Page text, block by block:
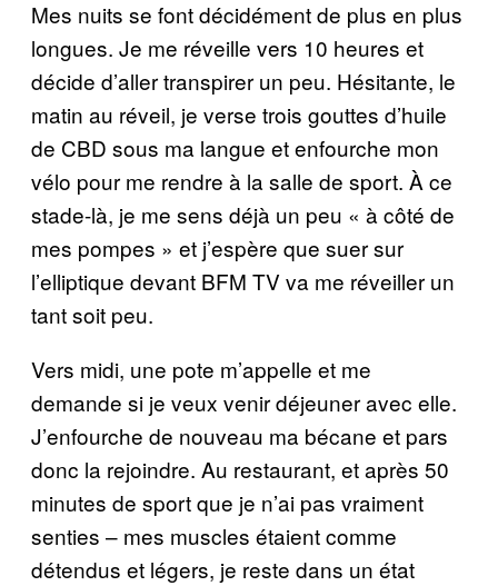
Mes nuits se font décidément de plus en plus
longues. Je me réveille vers 10 heures et
décide d’aller transpirer un peu. Hésitante, le
matin au réveil, je verse trois gouttes d’huile
de CBD sous ma langue et enfourche mon
vélo pour me rendre à la salle de sport. À ce
stade-là, je me sens déjà un peu « à côté de
mes pompes » et j’espère que suer sur
l’elliptique devant BFM TV va me réveiller un
tant soit peu.
Vers midi, une pote m’appelle et me
demande si je veux venir déjeuner avec elle.
J’enfourche de nouveau ma bécane et pars
donc la rejoindre. Au restaurant, et après 50
minutes de sport que je n’ai pas vraiment
senties – mes muscles étaient comme
détendus et légers, je reste dans un état